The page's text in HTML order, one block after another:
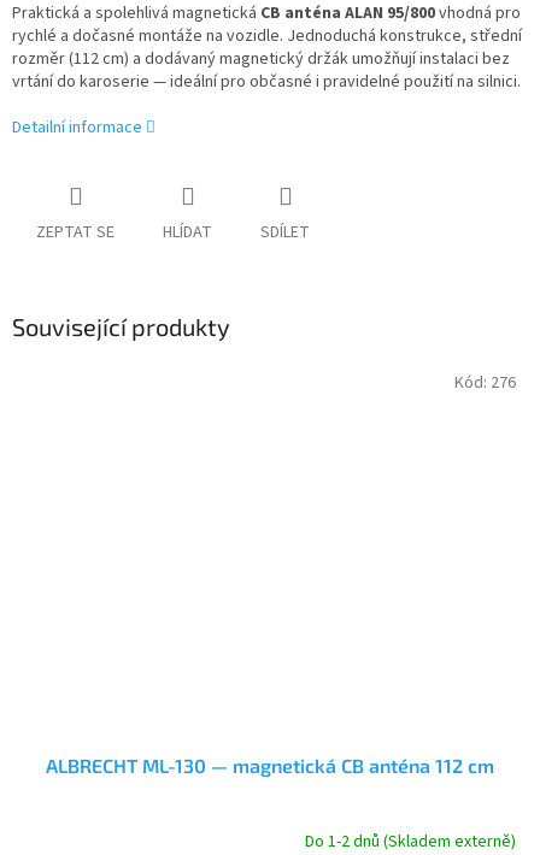
Praktická a spolehlivá magnetická CB anténa ALAN 95/800vhodná pro
rychlé a dočasné montáže na vozidle. Jednoduchá konstrukce, střední
rozměr (112 cm) a dodávaný magnetický držák umožňují instalaci bez
vrtání do karoserie — ideální pro občasné i pravidelné použití na silnici.
Detailní informace
ZEPTAT SE HLÍDAT SDÍLET
Související produkty
ALBRECHT ML-130 — magnetická CB anténa 112 cm
Do 1-2 dnů (Skladem externě)
Kód: 276